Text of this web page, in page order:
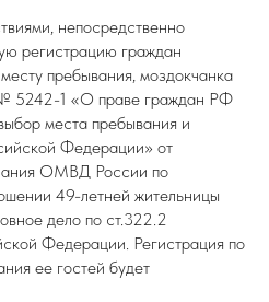
непосредственно
регистрацию граждан
пребывания, моздокчанка
5242-1 «О праве граждан РФ
места пребывания и
Федерации» от
ОМВД России по
49-летней жительницы
дело по ст.322.2
Федерации. Регистрация по
ее гостей будет